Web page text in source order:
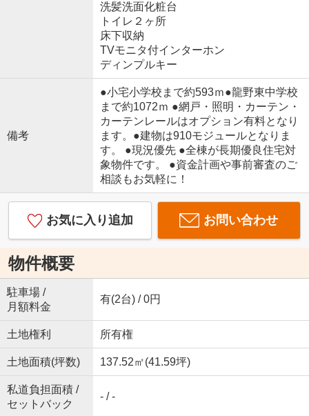
洗髪洗面化粧台
トイレ２ヶ所
床下収納
TVモニタ付インターホン
ディンプルキー
備考
●小宅小学校まで約593ｍ●龍野東中学校
まで約1072ｍ ●網戸・照明・カーテン・
カーテンレールはオプション有料となり
ます。●建物は910モジュールとなりま
す。 ●現況優先 ●全棟が長期優良住宅対
象物件です。 ●資金計画や事前審査のご
相談もお気軽に！
お気に入り追加 お問い合わせ
物件概要
駐車場 /
月額料金
有(2台) / 0円
土地権利 所有権
土地面積(坪数) 137.52㎡(41.59坪)
私道負担面積 /
セットバック
- / -